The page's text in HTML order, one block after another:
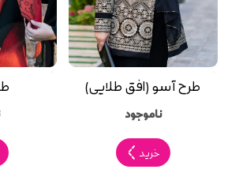
طرح آسو (افق طلایی)
ناموجود
خرید